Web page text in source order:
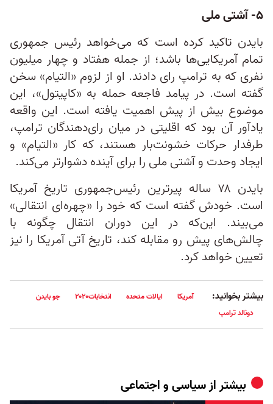
۵- آشتی ملی
بایدن تاکید کرده است که می‌خواهد رئیس ‌جمهوری
تمام آمریکایی‌ها باشد؛ از جمله هفتاد و چهار میلیون
نفری که به ترامپ رای دادند. او از لزوم «التیام» سخن
گفته است. در پیامد فاجعه حمله به «کاپیتول»، این
موضوع بیش از پیش اهمیت یافته است. این واقعه
یادآور آن بود که اقلیتی در میان رای‌دهندگان ترامپ،
طرفدار حرکات خشونت‌بار هستند، که کار «التیام» و
ایجاد وحدت و آشتی ملی را برای آينده دشوارتر می‌کند.
بایدن ۷۸ ساله پیرترین رئیس‌جمهوری تاریخ آمریکا
است. خودش گفته است که خود را «چهره‌ای انتقالی»
می‌بیند. این‌که در این دوران انتقال چگونه با
چالش‌های پیش رو مقابله کند، تاریخ آتی آمریکا را نیز
تعیین خواهد کرد.
بیشتر بخوانید: آمریکا ایالات متحده انتخابات۲۰۲۰
جو بایدن
دونالد ترامپ
بیشتر ازسیاسی و اجتماعی